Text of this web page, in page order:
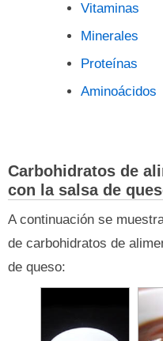
Vitaminas
Minerales
Proteínas
Aminoácidos
Carbohidratos de
con la salsa de
A continuación se
de carbohidratos de
de queso: